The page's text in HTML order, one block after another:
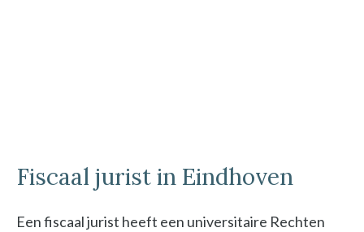
Fiscaal jurist in Eindhoven
Een fiscaal jurist heeft een universitaire Rechten